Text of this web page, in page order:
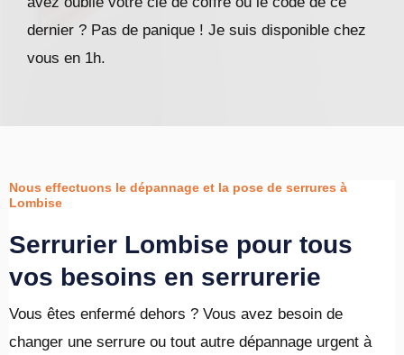
dernier ? Pas de panique ! Je suis disponible chez
vous en 1h.
Nous effectuons le dépannage et la pose de serrures à
Lombise
Serrurier Lombise pour tous
vos besoins en serrurerie
Vous êtes enfermé dehors ? Vous avez besoin de
changer une serrure ou tout autre dépannage urgent à